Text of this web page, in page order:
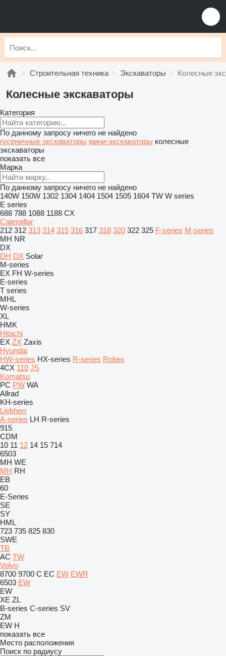
Строительная техника Экскаваторы Колесные
Колесные экскаваторы
Категория
По данному запросу ничего не найдено
гусеничные экскаваторы мини-экскаваторы колесные
экскаваторы
показать все
Марка
По данному запросу ничего не найдено
140W 150W 1302 1304 1404 1504 1505 1604 TW W series
E series
688 788 1088 1188 CX
Caterpillar
212 312 313 314 315 316 317 318 320 322 325 F-series M-series
MH NR
DX
DH DX Solar
M-series
EX FH W-series
E-series
T series
MHL
W-series
XL
HMK
Hitachi
EX ZX Zaxis
Hyundai
HW-series HX-series R-series Robex
4CX 110 JS
Komatsu
PC PW WA
Allrad
KH-series
Liebherr
A-series LH R-series
915
CDM
10 11 12 14 15 714
6503
MH WE
MH RH
EB
60
E-Series
SE
SY
HML
723 735 825 830
SWE
TB
AC TW
Volvo
8700 9700 C EC EW EWR
6503 EW
EW
XE ZL
B-series C-series SV
ZM
EW H
показать все
Место расположения
Поиск по радиусу